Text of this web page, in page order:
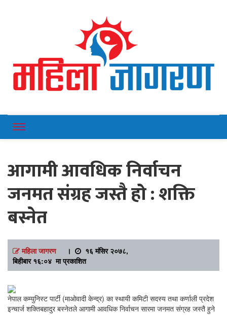
Mahilajagaran
आगामी आवधिक निर्वाचन
जनमत संग्रह जस्तै हो : शक्ति
बस्नेत
महिला जागरण।
१६ मंसिर २०७८,
बिहीबार १६:०४ मा प्रकाशित
नेपाल कम्युनिस्ट पार्टी (माओवादी केन्द्र) का स्थायी कमिटी सदस्य तथा कर्णाली प्रदेश
इन्चार्ज शक्तिबहादुर बस्नेतले आगामी आवधिक निर्वाचन सारमा जनमत संग्रह जस्तै हुने